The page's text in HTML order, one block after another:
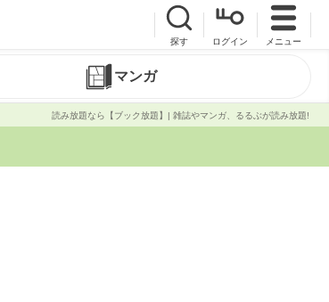
探す ログイン メニュー
マンガ
読み放題なら【ブック放題】| 雑誌やマンガ、るるぶが読み放題!